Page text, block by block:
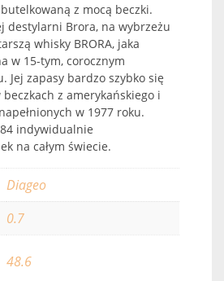
z mocą beczki.
destylarni Brora, na wybrzeżu
whisky BRORA, jaka
w 15-tym, corocznym
Jej zapasy bardzo szybko się
beczkach z amerykańskiego i
w 1977 roku.
indywidualnie
na całym świecie.
Diageo
0.7
48.6